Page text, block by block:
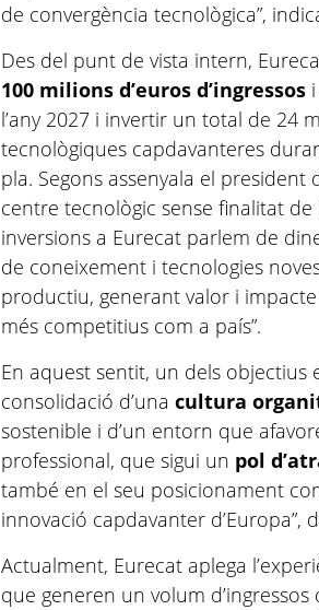
de convergència tecnològica”,
Des del punt de vista intern,
100 milions d’euros d’ingressos
l’any 2027 i invertir un total de 24
tecnològiques capdavanteres
pla. Segons assenyala el president
centre tecnològic sense finalitat
inversions a Eurecat parlem de
de coneixement i tecnologies
productiu, generant valor i
més competitius com a país”.
En aquest sentit, un dels objectius
consolidació d’unacultura
sostenible i d’un entorn que
professional, que sigui un pol
també en el seu posicionament
innovació capdavanter d’Europa”,
Actualment, Eurecat aplega
que generen un volum